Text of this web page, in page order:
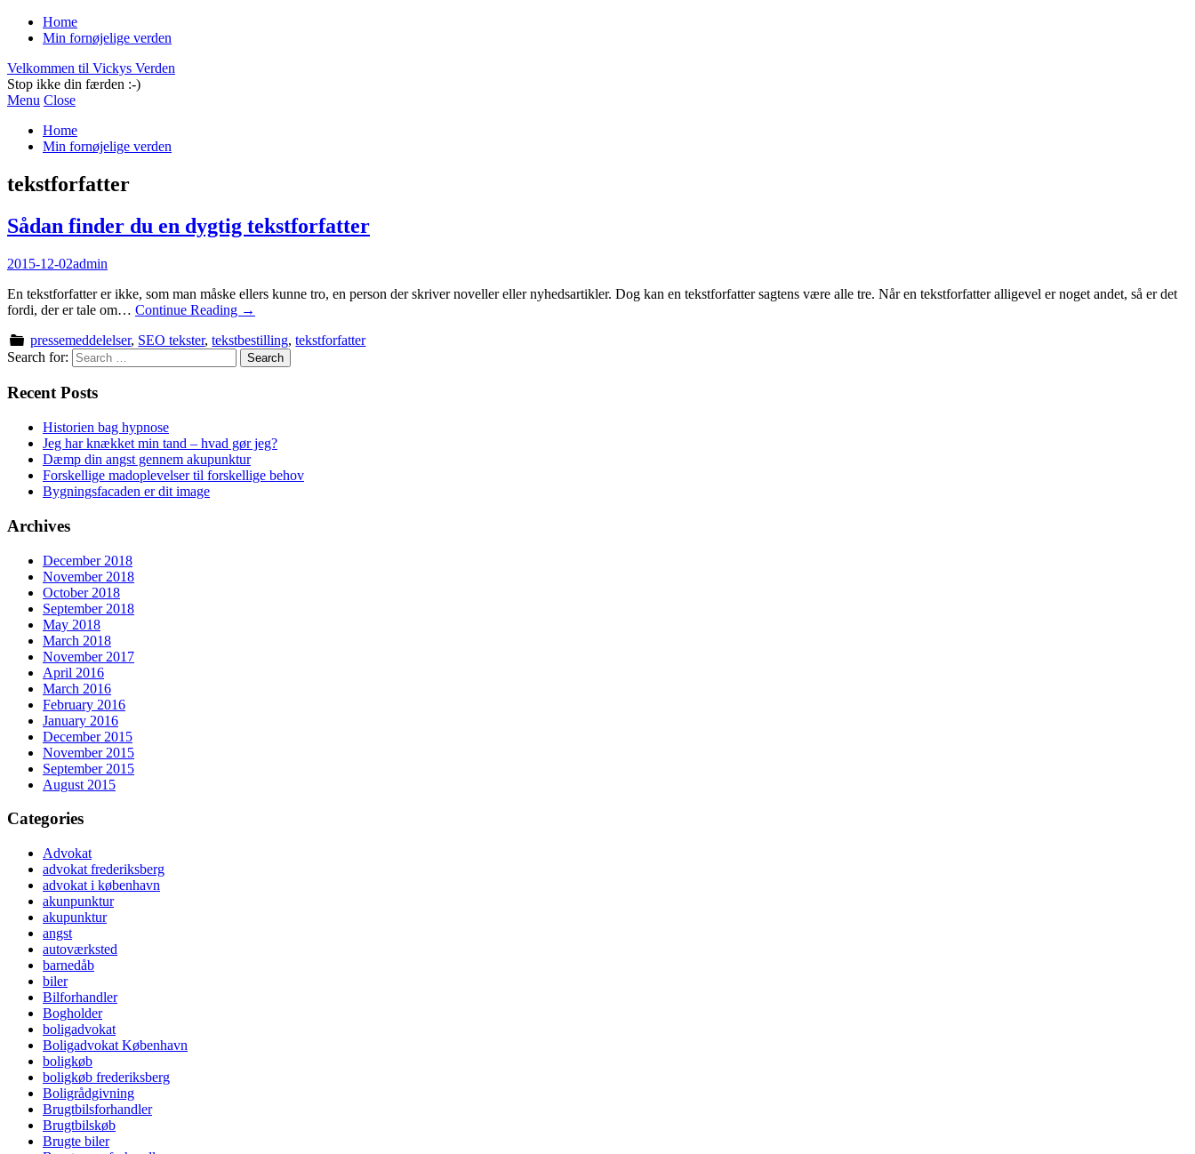
Home
Min fornøjelige verden
Velkommen til Vickys Verden
Stop ikke din færden :-)
Menu Close
Home
Min fornøjelige verden
tekstforfatter
Sådan finder du en dygtig tekstforfatter
2015-12-02admin
En tekstforfatter er ikke, som man måske ellers kunne tro, en person der skriver noveller eller nyhedsartikler. Dog kan en tekstforfatter sagtens være alle tre. Når en tekstforfatter alligevel er noget andet, så er det
fordi, der er tale om… Continue Reading →
pressemeddelelser, SEO tekster,tekstbestilling,tekstforfatter
Search for:
Recent Posts
Historien bag hypnose
Jeg har knækket min tand – hvad gør jeg?
Dæmp din angst gennem akupunktur
Forskellige madoplevelser til forskellige behov
Bygningsfacaden er dit image
Archives
December 2018
November 2018
October 2018
September 2018
May 2018
March 2018
November 2017
April 2016
March 2016
February 2016
January 2016
December 2015
November 2015
September 2015
August 2015
Categories
Advokat
advokat frederiksberg
advokat i københavn
akunpunktur
akupunktur
angst
autoværksted
barnedåb
biler
Bilforhandler
Bogholder
boligadvokat
Boligadvokat København
boligkøb
boligkøb frederiksberg
Boligrådgivning
Brugtbilsforhandler
Brugtbilskøb
Brugte biler